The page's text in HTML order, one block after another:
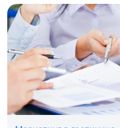
финансовые операции.